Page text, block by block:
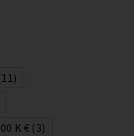
K € (3)